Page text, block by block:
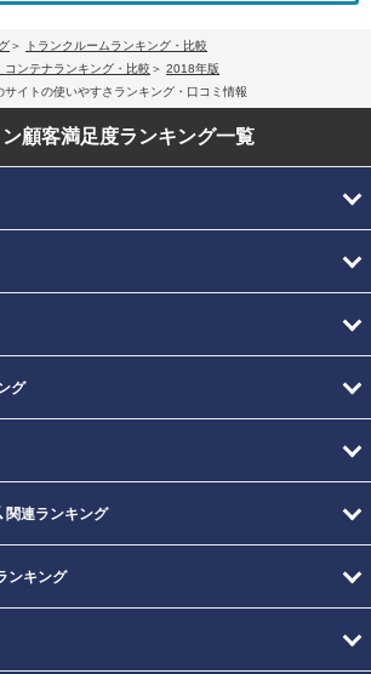
トランクルームランキング・比較
ンテナランキング・比較
2018年版
サイトの使いやすさランキング・口コミ情報
顧客満足度ランキング一覧
グ
関連ランキング
ンキング